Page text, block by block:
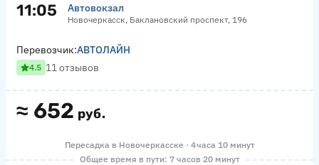
11:05 Автовокзал
Новочеркасск, Баклановский проспект, 196
≈ 652 руб.
Перевозчик:АВТОЛАЙН
4.5 11 отзывов
Пересадка в Новочеркасске · 4 часа 10 минут
Общее время в пути: 7 часов 20 минут